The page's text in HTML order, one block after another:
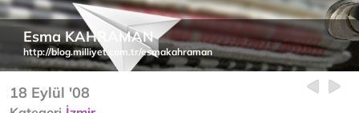
Esma KAHRAMAN
http://blog.milliyet.com.tr/esmakahraman
18 Eylül '08